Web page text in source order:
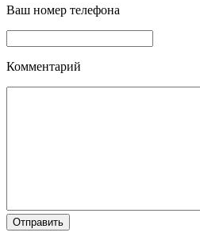
Ваш номер телефона
Комментарий